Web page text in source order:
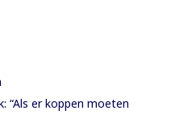
“Als er koppen moeten